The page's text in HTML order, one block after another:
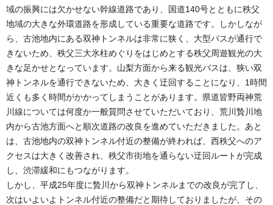
域の振興には欠かせない幹線道路であり、国道140号とともに秩父
地域の大きな外環道路を形成している重要な道路です。しかしなが
ら、古池地内にある双神トンネルは非常に狭く、大型バスが通行で
きないため、秩父三大氷柱めぐりをはじめとする秩父周遊観光の大
きな足かせとなっています。山梨方面から来る観光バスは、狭い双
神トンネルを通行できないため、大きく迂回することになり、1時間
近くも多く時間がかかってしまうことがあります。県道皆野両神荒
川線については何度か一般質問させていただいており、荒川贄川地
内から古池方面へと順次道路の改良を進めていただきました。あと
は、古池地内の双神トンネル付近の整備が終われば、西秩父へのア
クセスは大きく改善され、秩父市街地を通らない迂回ルートが完成
し、渋滞緩和にもつながります。
しかし、平成25年度に贄川から双神トンネルまでの改良が完了し、
次はいよいよトンネル付近の整備だと期待しておりましたが、その